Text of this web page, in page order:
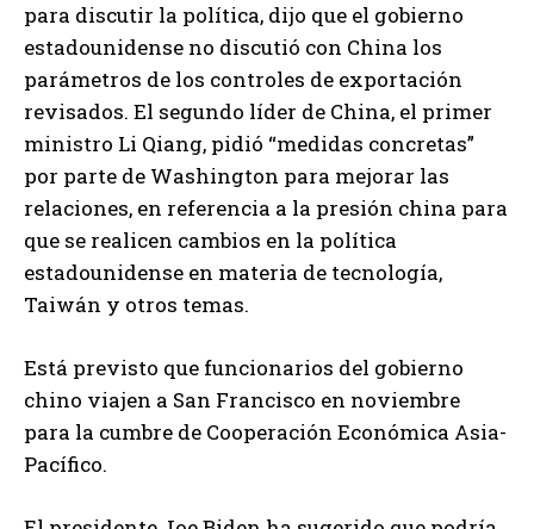
para discutir la política, dijo que el gobierno
estadounidense no discutió con China los
parámetros de los controles de exportación
revisados. El segundo líder de China, el primer
ministro Li Qiang, pidió “medidas concretas”
por parte de Washington para mejorar las
relaciones, en referencia a la presión china para
que se realicen cambios en la política
estadounidense en materia de tecnología,
Taiwán y otros temas.
Está previsto que funcionarios del gobierno
chino viajen a San Francisco en noviembre
para la cumbre de Cooperación Económica Asia-
Pacífico.